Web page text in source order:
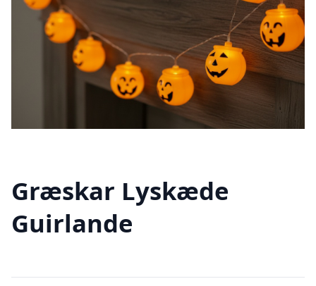
Græskar Lyskæde
Guirlande